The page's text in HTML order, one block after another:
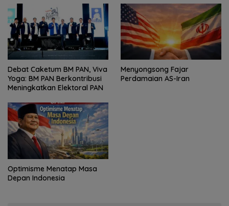
Politik
Debat Caketum BM PAN, Viva
Yoga: BM PAN Berkontribusi
Meningkatkan Elektoral PAN
Menyongsong Fajar
Perdamaian AS-Iran
Optimisme Menatap Masa
Depan Indonesia